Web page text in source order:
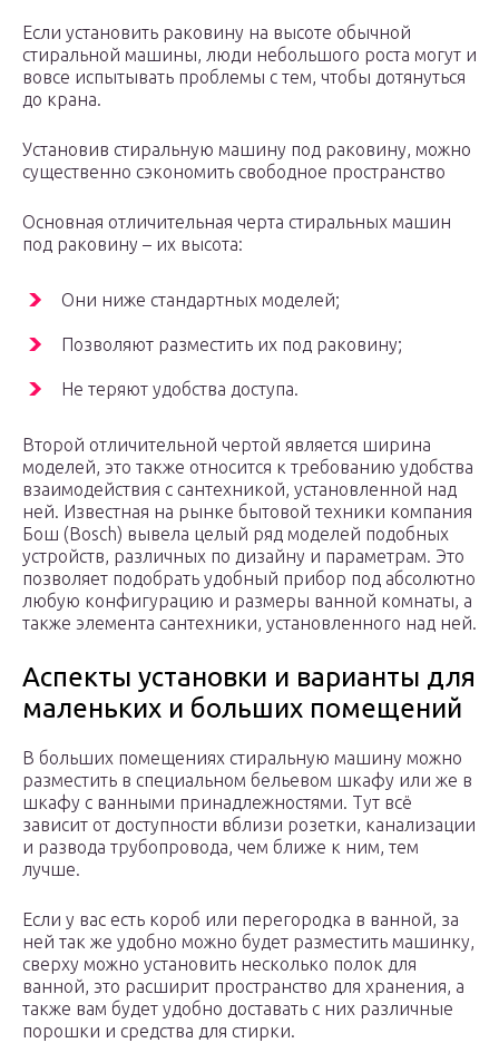
Если установить раковину на высоте обычной
стиральной машины, люди небольшого роста могут и
вовсе испытывать проблемы с тем, чтобы дотянуться
до крана.
Установив стиральную машину под раковину, можно
существенно сэкономить свободное пространство
Основная отличительная черта стиральных машин
под раковину – их высота:
Они ниже стандартных моделей;
Позволяют разместить их под раковину;
Не теряют удобства доступа.
Второй отличительной чертой является ширина
моделей, это также относится к требованию удобства
взаимодействия с сантехникой, установленной над
ней. Известная на рынке бытовой техники компания
Бош (Bosch) вывела целый ряд моделей подобных
устройств, различных по дизайну и параметрам. Это
позволяет подобрать удобный прибор под абсолютно
любую конфигурацию и размеры ванной комнаты, а
также элемента сантехники, установленного над ней.
Аспекты установки и варианты для
маленьких и больших помещений
В больших помещениях стиральную машину можно
разместить в специальном бельевом шкафу или же в
шкафу с ванными принадлежностями. Тут всё
зависит от доступности вблизи розетки, канализации
и развода трубопровода, чем ближе к ним, тем
лучше.
Если у вас есть короб или перегородка в ванной, за
ней так же удобно можно будет разместить машинку,
сверху можно установить несколько полок для
ванной, это расширит пространство для хранения, а
также вам будет удобно доставать с них различные
порошки и средства для стирки.